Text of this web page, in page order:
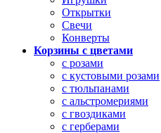
Открытки
Свечи
Конверты
Корзины с цветами
с розами
с кустовыми розами
с тюльпанами
с альстромериями
с гвоздиками
с герберами